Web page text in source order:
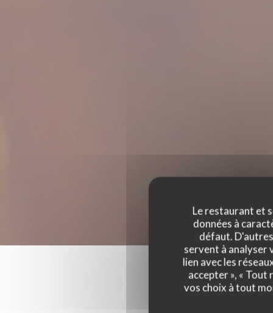
Le restaurant et
données à
défaut.
servent à analyser
lien avec les
accepter », «
vos choix à tout